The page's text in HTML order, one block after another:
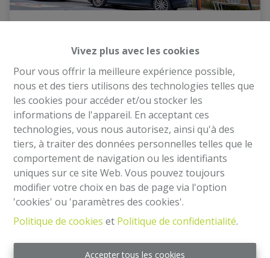
Vivez plus avec les cookies
Pour vous offrir la meilleure expérience possible,
nous et des tiers utilisons des technologies telles que
les cookies pour accéder et/ou stocker les
informations de l'appareil. En acceptant ces
technologies, vous nous autorisez, ainsi qu'à des
tiers, à traiter des données personnelles telles que le
comportement de navigation ou les identifiants
uniques sur ce site Web. Vous pouvez toujours
modifier votre choix en bas de page via l'option
'cookies' ou 'paramètres des cookies'.
Politique de cookies et Politique de confidentialité.
Accepter tous les cookies
Grande rue au Bois 119, 1030 Schaerbeek
|
2227
€ 350.000
4 3 1
Mentions légales
IPI 504.813- Belgique